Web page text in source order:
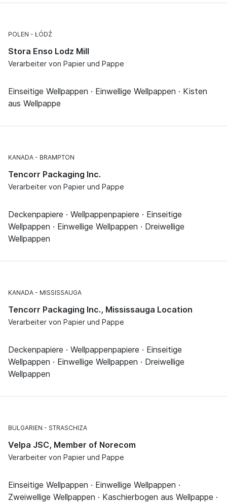
POLEN ŁÓDŹ
Stora Enso Lodz Mill
Verarbeiter von Papier und Pappe
Einseitige Wellpappen · Einwellige Wellpappen · Kisten
aus Wellpappe
KANADA BRAMPTON
Tencorr Packaging Inc.
Verarbeiter von Papier und Pappe
Deckenpapiere · Wellpappenpapiere · Einseitige
Wellpappen · Einwellige Wellpappen · Dreiwellige
Wellpappen
KANADA MISSISSAUGA
Tencorr Packaging Inc., Mississauga Location
Verarbeiter von Papier und Pappe
Deckenpapiere · Wellpappenpapiere · Einseitige
Wellpappen · Einwellige Wellpappen · Dreiwellige
Wellpappen
BULGARIEN STRASCHIZA
Velpa JSC, Member of Norecom
Verarbeiter von Papier und Pappe
Einseitige Wellpappen · Einwellige Wellpappen ·
Zweiwellige Wellpappen · Kaschierbogen aus Wellpappe ·